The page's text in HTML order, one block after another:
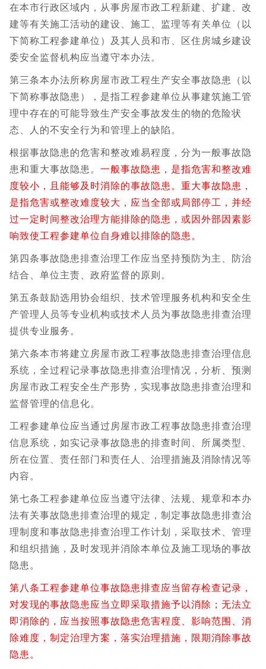
在本市行政区域内，从事房屋市政工程新建、扩建、改
建等有关施工活动的建设、施工、监理等有关单位（以
下简称工程参建单位）及其人员和市、区住房城乡建设
委安全监督机构应当遵守本办法。
第三条本办法所称房屋市政工程生产安全事故隐患（以
下简称事故隐患），是指工程参建单位从事建筑施工管
理中存在的可能导致生产安全事故发生的物的危险状
态、人的不安全行为和管理上的缺陷。
根据事故隐患的危害和整改难易程度，分为一般事故隐
患和重大事故隐患。 一般事故隐患，是指危害和整改难
度较小，且能够及时消除的事故隐患。重大事故隐患，
是指危害或整改难度较大，应当全部或局部停工，并经
过一定时间整改治理方能排除的隐患，或因外部因素影
响致使工程参建单位自身难以排除的隐患。
第四条事故隐患排查治理工作应当坚持预防为主、防治
结合、单位主责、政府监督的原则。
第五条鼓励选用协会组织、技术管理服务机构和安全生
产管理人员等专业机构或技术人员为事故隐患排查治理
提供专业服务。
第六条本市将建立房屋市政工程事故隐患排查治理信息
系统，全过程记录事故隐患排查治理情况，分析、预测
房屋市政工程安全生产形势，实现事故隐患排查治理和
监督管理的信息化。
工程参建单位应当通过房屋市政工程事故隐患排查治理
信息系统，如实记录事故隐患的排查时间、所属类型、
所在位置、责任部门和责任人、治理措施及消除情况等
内容。
第七条工程参建单位应当遵守法律、法规、规章和本办
法有关事故隐患排查治理的规定，制定事故隐患排查治
理制度和事故隐患排查治理工作计划，采取技术、管理
和组织措施，及时发现并消除本单位及施工现场的事故
隐患。
第八条工程参建单位事故隐患排查应当留存检查记录，
对发现的事故隐患应当立即采取措施予以消除；无法立
即消除的，应当按照事故隐患危害程度、影响范围、消
除难度，制定治理方案，落实治理措施，限期消除事故
隐患。